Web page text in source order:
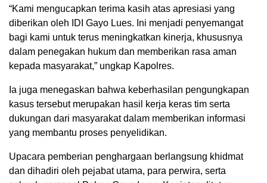
“Kami mengucapkan terima kasih atas apresiasi yang
diberikan oleh IDI Gayo Lues. Ini menjadi penyemangat
bagi kami untuk terus meningkatkan kinerja, khususnya
dalam penegakan hukum dan memberikan rasa aman
kepada masyarakat,” ungkap Kapolres.
Ia juga menegaskan bahwa keberhasilan pengungkapan
kasus tersebut merupakan hasil kerja keras tim serta
dukungan dari masyarakat dalam memberikan informasi
yang membantu proses penyelidikan.
Upacara pemberian penghargaan berlangsung khidmat
dan dihadiri oleh pejabat utama, para perwira, serta